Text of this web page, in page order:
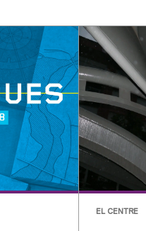
EL CENTRE